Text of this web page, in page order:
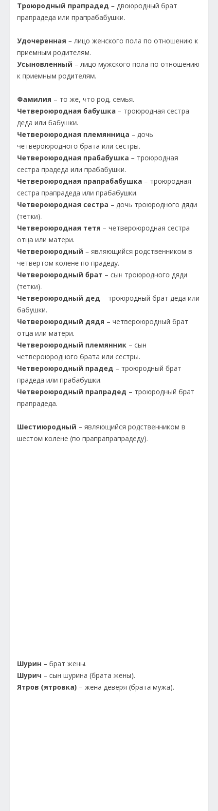
Троюродный прапрадед – двоюродный брат
прапрадеда или прапрабабушки.
Удочеренная – лицо женского пола по отношению к
приемным родителям.
Усыновленный – лицо мужского пола по отношению
к приемным родителям.
Фамилия – то же, что род, семья.
Четвероюродная бабушка – троюродная сестра
деда или бабушки.
Четвероюродная племянница – дочь
четвероюродного брата или сестры.
Четвероюродная прабабушка – троюродная
сестра прадеда или прабабушки.
Четвероюродная прапрабабушка – троюродная
сестра прапрадеда или прабабушки.
Четвероюродная сестра – дочь троюродного дяди
(тетки).
Четвероюродная тетя – четвероюродная сестра
отца или матери.
Четвероюродный – являющийся родственником в
четвертом колене по прадеду.
Четвероюродный брат – сын троюродного дяди
(тетки).
Четвероюродный дед – троюродный брат деда или
бабушки.
Четвероюродный дядя – четвероюродный брат
отца или матери.
Четвероюродный племянник – сын
четвероюродного брата или сестры.
Четвероюродный прадед – троюродный брат
прадеда или прабабушки.
Четвероюродный прапрадед – троюродный брат
прапрадеда.
Шестиюродный – являющийся родственником в
шестом колене (по прапрапрапрадеду).
Шурин – брат жены.
Шурич – сын шурина (брата жены).
Ятров (ятровка) – жена деверя (брата мужа).